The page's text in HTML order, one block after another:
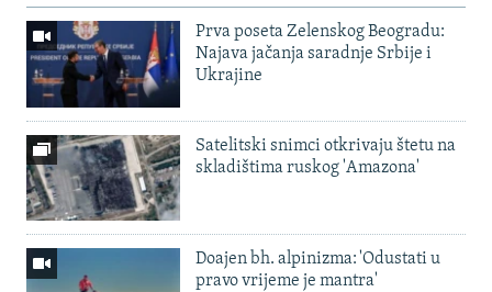
Prva poseta Zelenskog Beogradu:
Najava jačanja saradnje Srbije i
Ukrajine
Satelitski snimci otkrivaju štetu na
skladištima ruskog 'Amazona'
Doajen bh. alpinizma: 'Odustati u
pravo vrijeme je mantra'